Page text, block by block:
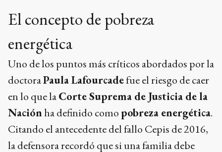
El concepto de pobreza
energética
Uno de los puntos más críticos abordados por la
doctoraPaula Lafourcadefue el riesgo de caer
en lo que laCorte Suprema de Justicia de la
Naciónha definido como pobreza energética.
Citando el antecedente del fallo Cepis de 2016,
la defensora recordó que si una familia debe